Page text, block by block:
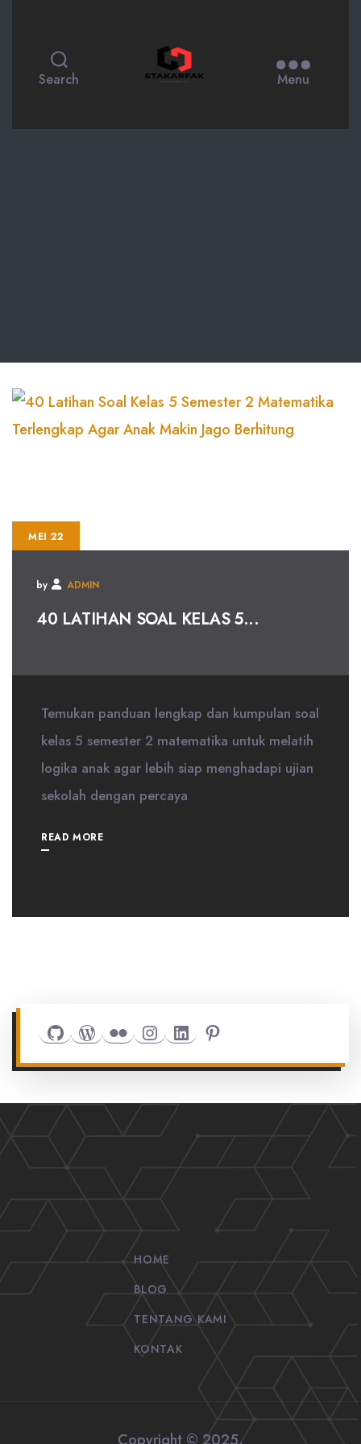
Search Menu
MEI 22
by ADMIN
40 LATIHAN SOAL KELAS 5...
Temukan panduan lengkap dan kumpulan soal
kelas 5 semester 2 matematika untuk melatih
logika anak agar lebih siap menghadapi ujian
sekolah dengan percaya
READ MORE
GithubWordPress
FlickrInstagram
LinkedInPinterest
HOME
BLOG
TENTANG KAMI
KONTAK